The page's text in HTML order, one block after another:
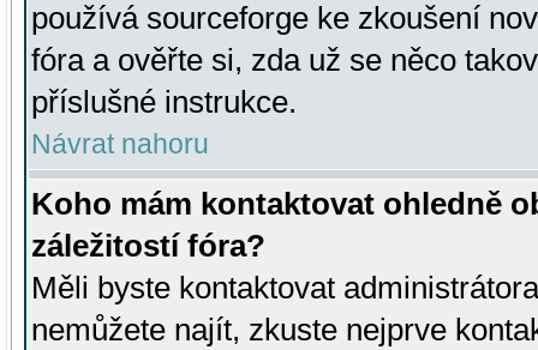
používá sourceforge ke zkoušení
fóra a ověřte si, zda už se něco
příslušné instrukce.
Návrat nahoru
Koho mám kontaktovat ohledně
záležitostí fóra?
Měli byste kontaktovat
nemůžete najít, zkuste nejprve